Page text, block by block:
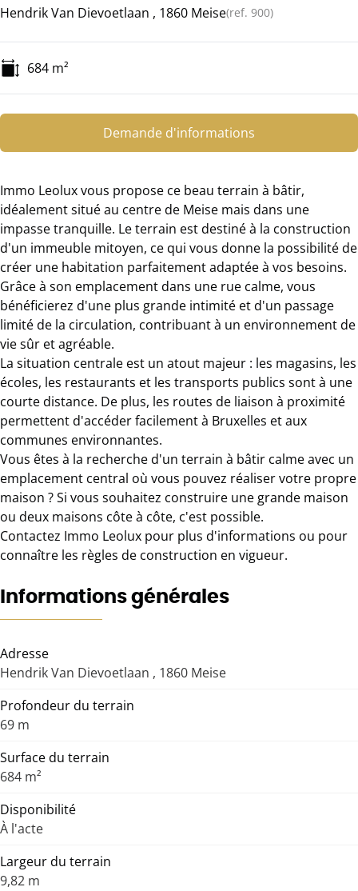
Hendrik Van Dievoetlaan , 1860 Meise(ref. 900)
684 m²
Demande d'informations
Immo Leolux vous propose ce beau terrain à bâtir,
idéalement situé au centre de Meise mais dans une
impasse tranquille. Le terrain est destiné à la construction
d'un immeuble mitoyen, ce qui vous donne la possibilité de
créer une habitation parfaitement adaptée à vos besoins.
Grâce à son emplacement dans une rue calme, vous
bénéficierez d'une plus grande intimité et d'un passage
limité de la circulation, contribuant à un environnement de
vie sûr et agréable.
La situation centrale est un atout majeur : les magasins, les
écoles, les restaurants et les transports publics sont à une
courte distance. De plus, les routes de liaison à proximité
permettent d'accéder facilement à Bruxelles et aux
communes environnantes.
Vous êtes à la recherche d'un terrain à bâtir calme avec un
emplacement central où vous pouvez réaliser votre propre
maison ? Si vous souhaitez construire une grande maison
ou deux maisons côte à côte, c'est possible.
Contactez Immo Leolux pour plus d'informations ou pour
connaître les règles de construction en vigueur.
Informations générales
Adresse
Hendrik Van Dievoetlaan , 1860 Meise
Profondeur du terrain
69 m
Surface du terrain
684 m²
Disponibilité
À l'acte
Largeur du terrain
9,82 m